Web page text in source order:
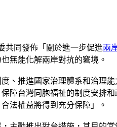
共同發佈「關於進一步促進兩
無能化解兩岸對抗的窘境。
推進國家治理體系和治理
障台灣同胞福祉的制度安排
法權益將得到充分保障」。